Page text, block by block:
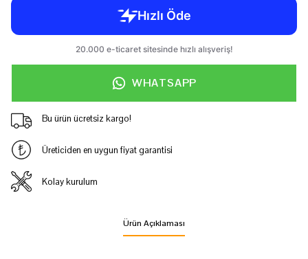
WHATSAPP
Bu ürün ücretsiz kargo!
Üreticiden en uygun fiyat garantisi
Kolay kurulum
Ürün Açıklaması